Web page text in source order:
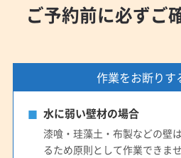
ご予約前に必ずご
作業をお断りす
水に弱い壁材の場合
漆喰・珪藻土・布製などの壁
るため原則として作業できま